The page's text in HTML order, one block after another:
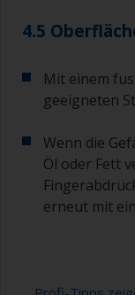
4.5
Mit einem
geeigneten
Wenn die
Öl oder Fett
erneut mit